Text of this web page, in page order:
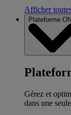
Afficher
Plateforme
Gérez et
dans une